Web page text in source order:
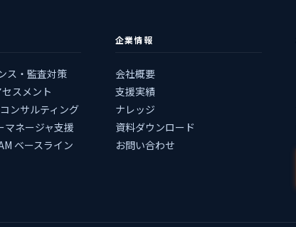
ス・監査対策
スメント
ンサルティング
マネージャ支援
ベースライン
企業情報
会社概要
支援実績
ナレッジ
資料ダウンロード
お問い合わせ